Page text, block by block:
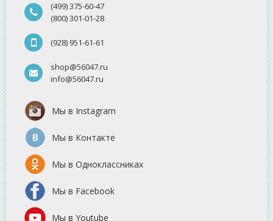
(499) 375-60-47
(800) 301-01-28
(928) 951-61-61
shop@56047.ru
info@56047.ru
Мы в Instagram
Мы в Контакте
Мы в Одноклассниках
Мы в Facebook
Мы в Youtube